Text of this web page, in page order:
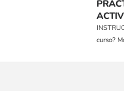
curso?